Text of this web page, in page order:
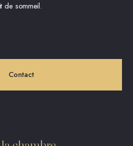
de sommeil.
Contact